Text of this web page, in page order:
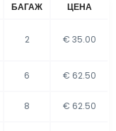
БАГАЖ ЦЕНА
2 € 35.00
6 € 62.50
8 € 62.50